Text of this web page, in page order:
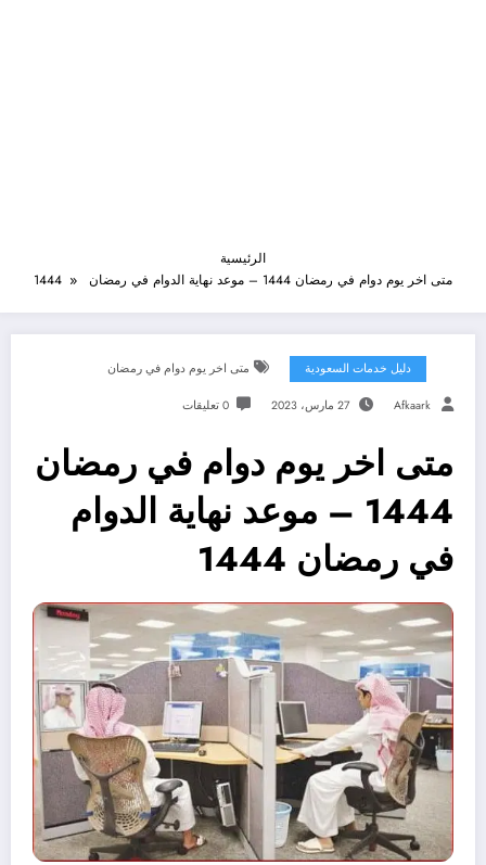
الرئيسية
متى اخر يوم دوام في رمضان 1444 – موعد نهاية الدوام في رمضان 1444
دليل خدمات السعودية متى اخر يوم دوام في رمضان
Afkaark 27 مارس، 2023 0 تعليقات
متى اخر يوم دوام في رمضان
1444 – موعد نهاية الدوام
في رمضان 1444